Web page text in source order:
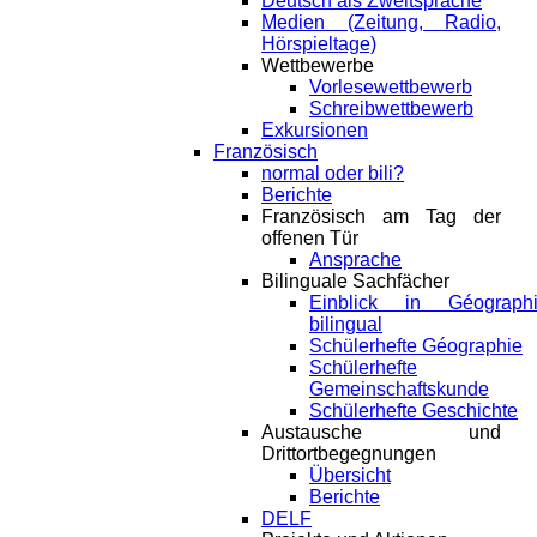
Medien (Zeitung, Radio,
Hörspieltage)
Wettbewerbe
Vorlesewettbewerb
Schreibwettbewerb
Exkursionen
Französisch
normal oder bili?
Berichte
Französisch am Tag der
offenen Tür
Ansprache
Bilinguale Sachfächer
Einblick in
bilingual
Schülerhefte Géographie
Schülerhefte
Gemeinschaftskunde
Schülerhefte Geschichte
Austausche und
Drittortbegegnungen
Übersicht
Berichte
DELF